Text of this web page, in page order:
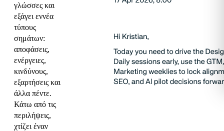
γλώσσες και
εξάγει εννέα
τύπους
σημάτων:
αποφάσεις,
ενέργειες,
κινδύνους,
εξαρτήσεις και
άλλα πέντε.
Κάτω από τις
περιλήψεις,
χτίζει έναν